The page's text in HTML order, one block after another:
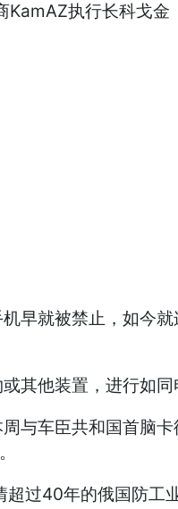
执行长科戈
早就被禁止，如今
其他装置，进行如
与车臣共和国首脑
过40年的俄国防